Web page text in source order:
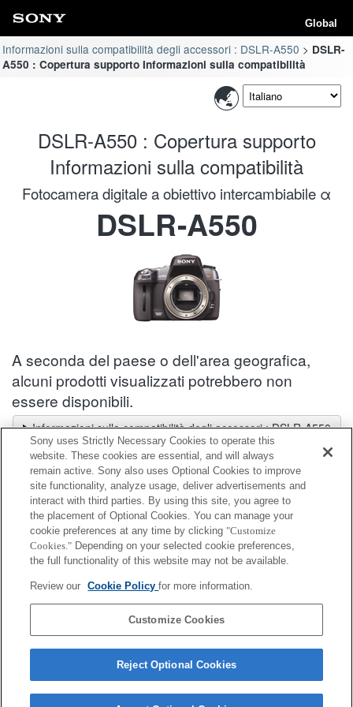
Global
Informazioni sulla compatibilità degli accessori : DSLR-A550
DSLR-
A550 : Copertura supporto Informazioni sulla compatibilità
DSLR-A550 : Copertura supporto
Informazioni sulla compatibilità
Fotocamera digitale a obiettivo intercambiabile α
DSLR-A550
A seconda del paese o dell'area geografica,
alcuni prodotti visualizzati potrebbero non
essere disponibili.
Informazioni sulla compatibilità degli accessori : DSLR-A550
Selettore obiettivi
Seleziona un obiettivo consigliato per le foto che desideri scattare
Copertura supporto
Completamente compatibile
FA-SHC1AM
Sony uses Strictly Necessary Cookies to operate this
website. These cookies are essential, and will always
remain active. Sony also uses Optional Cookies to improve
site functionality, analyze usage, deliver advertisements and
interact with third parties. By using this site, you agree to
the placement of Optional Cookies. You can manage your
cookie preferences at any time by clicking "Customize
Cookies." Depending on your selected cookie preferences,
the full functionality of this website may not be available.
Review our Cookie Policyfor more information.
Customize Cookies
Reject Optional Cookies